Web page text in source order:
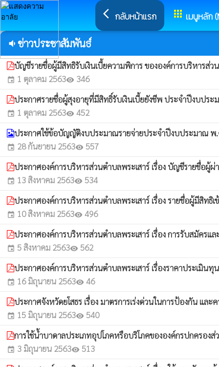
arrow_back_ios กลับหน้าแรก apps เมนูหลัก
volume_down ข่าวประชาสัมพันธ์
บัญชีรายชื่อผู้มีสิทธิรับเงินเบี้ยความพิการ ขององค์การบริหารส่
event 1 ตุลาคม 2563visibility 346
ประกาศรายชื่อผู้สุงอายุที่มีสิทธิ์รับเงินเบี้ยยังชีพ ประจำปีงบปร
event 1 ตุลาคม 2563visibility 452
ประกาศใช้ข้อบัญญัติงบประมาณรายจ่ายประจำปีงบประมาณ พ
event 28 กันยายน 2563visibility 557
ประกาศองค์การบริหารส่วนตำบลพระเสาร์ เรื่อง บัญชีรายชื่อผู้
event 13 สิงหาคม 2563visibility 534
ประกาศองค์การบริหารส่วนตำบลพระเสาร์ เรื่อง รายชื่อผู้มีสิท
event 10 สิงหาคม 2563visibility 496
ประกาศองค์การบริหารส่วนตำบลพระเสาร์ เรื่อง การรับสมัคร
event 5 สิงหาคม 2563visibility 562
ประกาศองค์การบริหารส่วนตำบลพระเสาร์ เรื่องราคาประเมิ
event 16 มิถุนายน 2563visibility 46
ประกาศจังหวัดยโสธร เรื่อง มาตรการเร่งด่วนในการป้องกัน แล
event 15 มิถุนายน 2563visibility 540
การใช้น้ำบาดาลประเภทอุปโภคหรือบริโภคขององค์กรปกครอง
event 3 มิถุนายน 2563visibility 513